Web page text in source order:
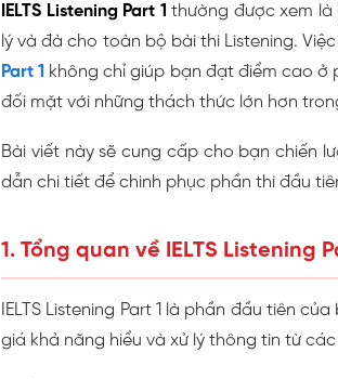
IELTS Listening Part 1 thường được xem
lý và đà cho toàn bộ bài thi Listening.
Part 1 không chỉ giúp bạn đạt điểm cao ở
đối mặt với những thách thức lớn hơn
Bài viết này sẽ cung cấp cho bạn chiến
dẫn chi tiết để chinh phục phần thi đầu
1. Tổng quan về IELTS Listening
IELTS Listening Part 1 là phần đầu tiên
giá khả năng hiểu và xử lý thông tin từ